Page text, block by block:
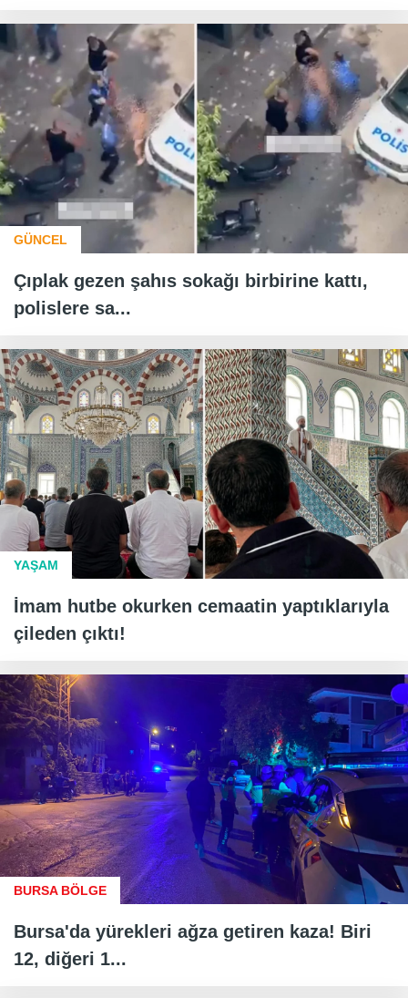
GÜNCEL
Çıplak gezen şahıs sokağı birbirine kattı,
polislere sa...
YAŞAM
İmam hutbe okurken cemaatin yaptıklarıyla
çileden çıktı!
BURSA BÖLGE
Bursa'da yürekleri ağza getiren kaza! Biri
12, diğeri 1...